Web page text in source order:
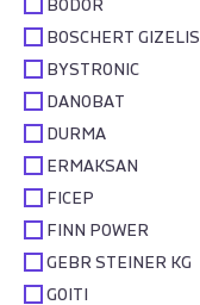
BODOR
BOSCHERT GIZELIS
BYSTRONIC
DANOBAT
DURMA
ERMAKSAN
FICEP
FINN POWER
GEBR STEINER KG
GOITI